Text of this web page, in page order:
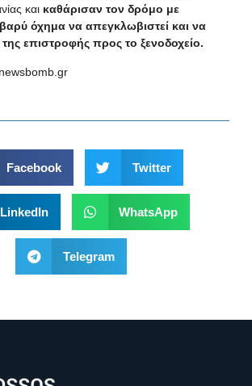
και καθάρισαν τον δρόμο με
όχημα να απεγκλωβιστεί και να
επιστροφής προς το ξενοδοχείο.
Facebook Twitter
LinkedIn WhatsApp
Telegram